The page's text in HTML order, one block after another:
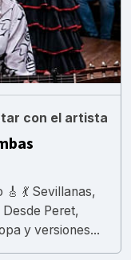
con el artista
💃 Sevillanas,
Peret,
y versiones...